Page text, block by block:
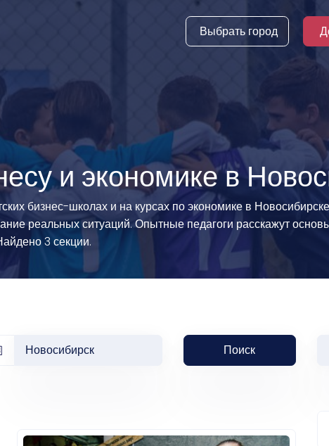
Выбрать город
и экономике в
бизнес-школах и на курсах по экономике в
реальных ситуаций. Опытные педагоги расскажут
3 секции.
Новосибирск Поиск